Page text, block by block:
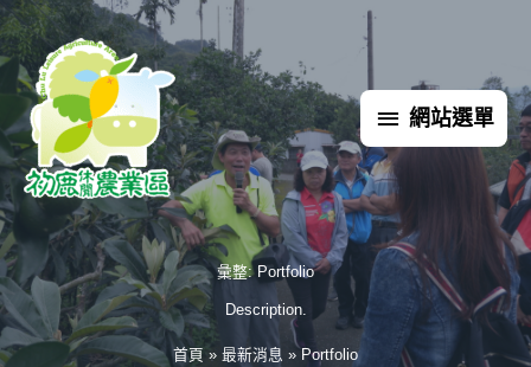
跳
至
主
內
容
站
選
單
網站選單
彙整: Portfolio
Description.
首頁 最新消息 Portfolio